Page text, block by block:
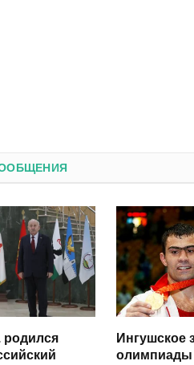
родился
Ингушское
олимпиады